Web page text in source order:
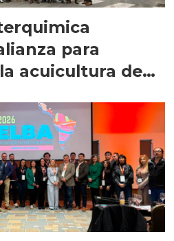
para
acuicultura de